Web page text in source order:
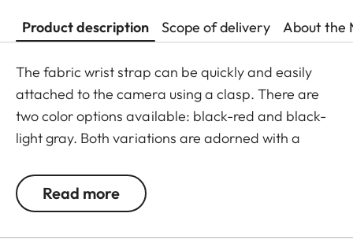
Product description Scope of delivery About the
The fabric wrist strap can be quickly and easily
attached to the camera using a clasp. There are
two color options available: black-red and black-
light gray. Both variations are adorned with a
Read more